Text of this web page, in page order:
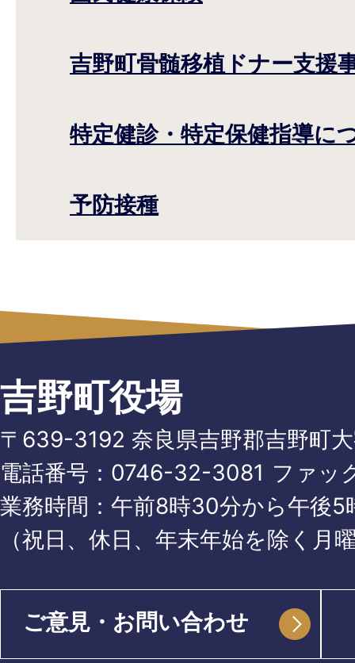
吉野町骨髄移植ドナー支援
特定健診・特定保健指導に
予防接種
吉野町役場
〒639-3192 奈良県吉野郡吉野町
電話番号： 0746-32-3081 ファッ
業務時間：午前8時30分から午後5
（祝日、休日、年末年始を除く月
ご意見・お問い合わせ